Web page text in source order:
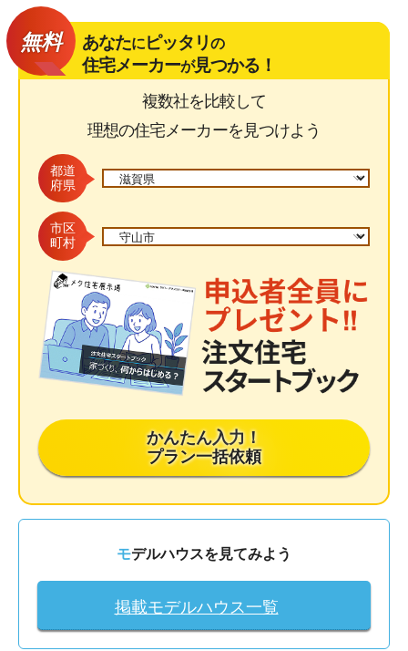
無料 あなたにピッタリの
住宅メーカーが見つかる！
複数社を比較して
理想の住宅メーカーを見つけよう
都道
府県
市区
町村
かんたん入力！
プラン一括依頼
モデルハウスを見てみよう
掲載モデルハウス一覧